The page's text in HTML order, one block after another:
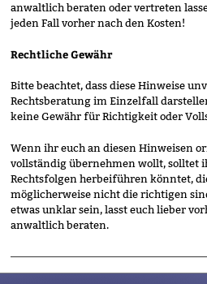
anwaltlich beraten oder vertreten
jeden Fall vorher nach den Kosten!
Rechtliche Gewähr
Bitte beachtet, dass diese Hinweise
Rechtsberatung im Einzelfall
keine Gewähr für Richtigkeit oder
Wenn ihr euch an diesen Hinweisen
vollständig übernehmen wollt, solltet
Rechtsfolgen herbeiführen könntet,
möglicherweise nicht die richtigen
etwas unklar sein, lasst euch lieber
anwaltlich beraten.